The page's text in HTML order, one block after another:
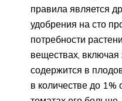
правила является
удобрения на сто
потребности
веществах,
содержится в
в количестве до 1%